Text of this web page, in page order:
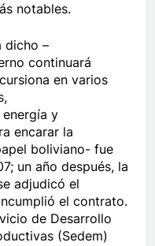
notables.
dicho –
continuará
en varios
y
encarar la
boliviano- fue
un año después, la
adjudicó el
el contrato.
de Desarrollo
(Sedem)